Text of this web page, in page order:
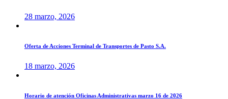
28 marzo, 2026
Oferta de Acciones Terminal de Transportes de Pasto S.A.
18 marzo, 2026
Horario de atención Oficinas Administrativas marzo 16 de 2026